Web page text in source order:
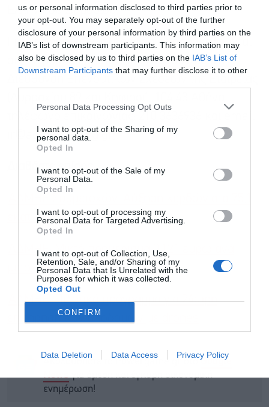
us or personal information disclosed to third parties prior to
your opt-out. You may separately opt-out of the further
disclosure of your personal information by third parties on the
IAB’s list of downstream participants. This information may
also be disclosed by us to third parties on the IAB’s List of
Downstream Participants that may further disclose it to other
Personal Data Processing Opt Outs
I want to opt-out of the Sharing of my
personal data.
Opted In
I want to opt-out of the Sale of my
Personal Data.
Opted In
I want to opt-out of processing my
Personal Data for Targeted Advertising.
Opted In
I want to opt-out of Collection, Use,
Retention, Sale, and/or Sharing of my
Personal Data that Is Unrelated with the
Purposes for which it was collected.
Opted Out
CONFIRM
Data Deletion Data Access Privacy Policy
Ελληνικού Δημοσίου.
Για περισσότερες πληροφορίες παρακαλούνται
οι κ.κ. μέτοχοι όπως επικοινωνούν με την
ir@admieholding.gr).
Διαβάστε επίσης
εκατ. ευρώ το 2024
ΑΔΜΗΕ: Μικτό προμέρισμα 0,121 ευρώ ανά
μετοχή για το 2025
ΑΔΜΗΕ: Πιλοτικό πρόγραμμα για 24ωρη
επιτήρηση των υποδομών με drones
Ακολουθήστε το Powergame.gr στοGoogle
Newsγια άμεση και έγκυρη οικονομική
ενημέρωση!